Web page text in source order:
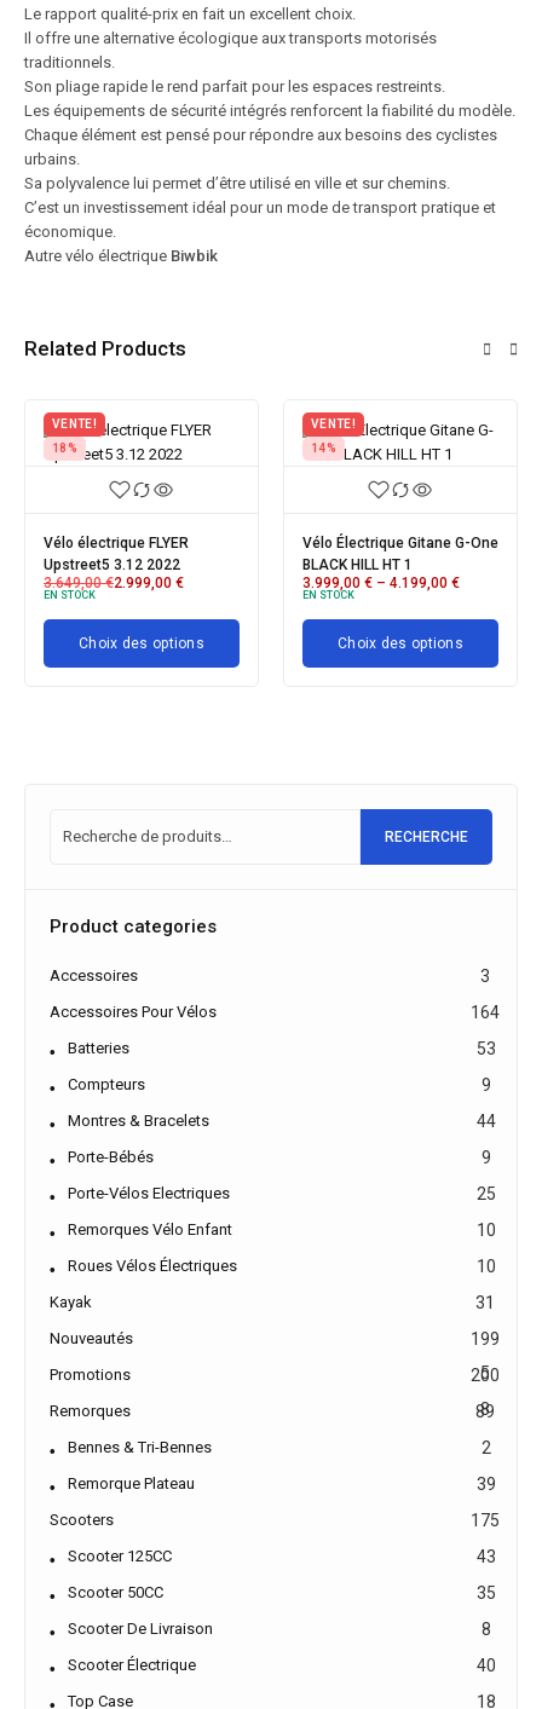
Le rapport qualité-prix en fait un excellent choix.
Il offre une alternative écologique aux transports motorisés
traditionnels.
Son pliage rapide le rend parfait pour les espaces restreints.
Les équipements de sécurité intégrés renforcent la fiabilité du modèle.
Chaque élément est pensé pour répondre aux besoins des cyclistes
urbains.
Sa polyvalence lui permet d’être utilisé en ville et sur chemins.
C’est un investissement idéal pour un mode de transport pratique et
économique.
Autre vélo électrique Biwbik
Related Products
Gitane G-One
HT 1
4.199,00€
des options
Vélo urbain électrique
Organ'e-Bike Central Gitane
1.399,00€
Choix des options
VENTE!
VTC
RECHERCHE
Product categories
Accessoires 3
Accessoires Pour Vélos 164
Batteries 53
Compteurs 9
Montres & Bracelets 44
Porte-Bébés 9
Porte-Vélos Electriques 25
Remorques Vélo Enfant 10
Roues Vélos Électriques 10
Kayak 31
Nouveautés
199
5
Promotions
200
8
Remorques 89
Bennes & Tri-Bennes 2
Remorque Plateau 39
Scooters 175
Scooter 125CC 43
Scooter 50CC 35
Scooter De Livraison 8
Scooter Électrique 40
Top Case 18